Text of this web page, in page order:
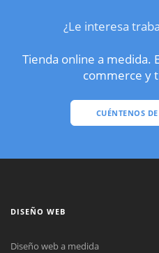
¿Le interesa
Tienda online a medida.
commerce y
CUÉNTENOS
DISEÑO WEB
Diseño web a medida